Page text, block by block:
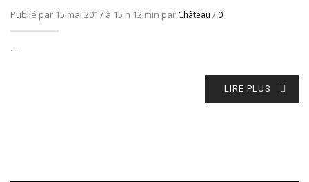
Publié par 15 mai 2017 à 15 h 12 min par Château / 0
…
LIRE PLUS